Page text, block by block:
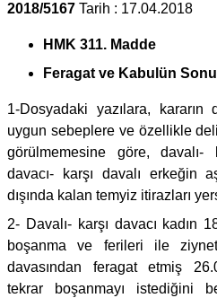
2018/5167 Tarih : 17.04.2018
HMK 311. Madde
Feragat ve Kabulün
1-Dosyadaki yazılara, kararın
uygun sebeplere ve özellikle
görülmemesine göre, davalı-
davacı- karşı davalı erkeğin
dışında kalan temyiz itirazları
2- Davalı- karşı davacı kadın
boşanma ve ferileri ile
davasından feragat etmiş
tekrar boşanmayı istediğini